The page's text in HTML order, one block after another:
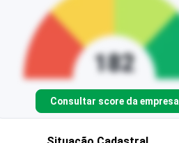
Consultar score da empresa